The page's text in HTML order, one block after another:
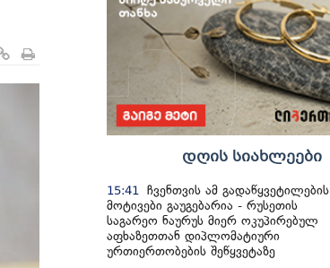
დღის სიახლეები
15:41
ჩვენთვის ამ გადაწყვეტილების
მოტივები გაუგებარია - რუსეთის
საგარეო ნაურუს მიერ ოკუპირებულ
აფხაზეთთან დიპლომატიური
ურთიერთობების შეწყვეტაზე